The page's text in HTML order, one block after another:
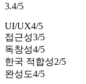
3.4/5
UI/UX4/5
접근성3/5
독창성4/5
한국 적합성2/5
완성도4/5